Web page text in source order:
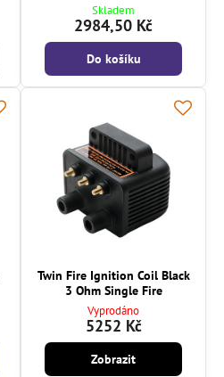
Skladem
2984,50 Kč
Do košíku
Twin Fire Ignition Coil Black
3 Ohm Single Fire
Vyprodáno
5252 Kč
Zobrazit